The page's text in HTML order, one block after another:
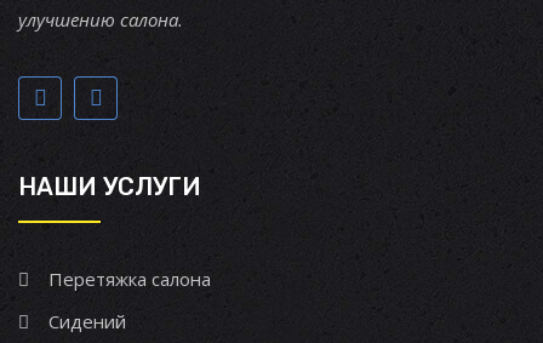
улучшению салона.
НАШИ УСЛУГИ
Перетяжка салона
Сидений